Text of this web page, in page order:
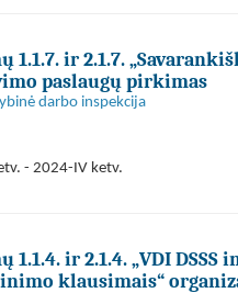
1.1.7. ir 2.1.7.
paslaugų pirkimas
darbo inspekcija
- 2024-IV ketv.
1.1.4. ir 2.1.4. „VDI
klausimais“